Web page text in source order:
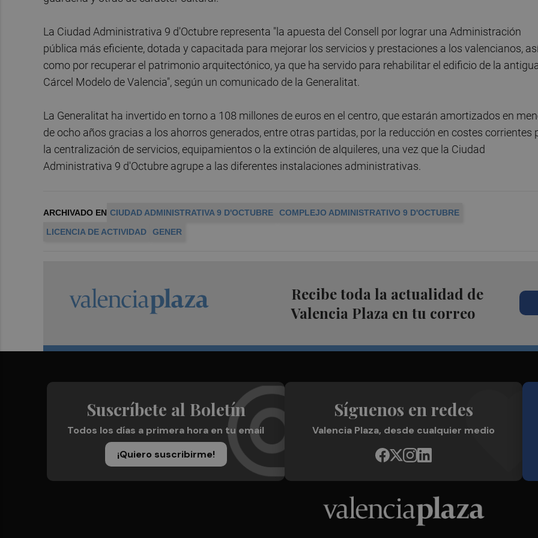
La Ciudad Administrativa 9 d'Octubre representa "la apuesta del Consell por lograr una Administración
pública más eficiente, dotada y capacitada para mejorar los servicios y prestaciones a los valencianos,
como por recuperar el patrimonio arquitectónico, ya que ha servido para rehabilitar el edificio de la
Cárcel Modelo de Valencia", según un comunicado de la Generalitat.
La Generalitat ha invertido en torno a 108 millones de euros en el centro, que estarán amortizados en
de ocho años gracias a los ahorros generados, entre otras partidas, por la reducción en costes corrientes
la centralización de servicios, equipamientos o la extinción de alquileres, una vez que la Ciudad
Administrativa 9 d'Octubre agrupe a las diferentes instalaciones administrativas.
ARCHIVADO EN CIUDAD ADMINISTRATIVA 9 D'OCTUBRE
COMPLEJO ADMINISTRATIVO 9 D'OCTUBRE
LICENCIA DE ACTIVIDAD
GENER
Recibe toda la actualidad de
Valencia Plaza en tu correo
Suscríbete al Boletín
Todos los días a primera hora en tu email
¡Quiero suscribirme!
Síguenos en redes
Valencia Plaza, desde cualquier medio